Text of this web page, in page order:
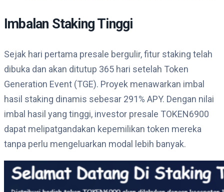
Imbalan Staking Tinggi
Sejak hari pertama presale bergulir, fitur staking telah
dibuka dan akan ditutup 365 hari setelah Token
Generation Event (TGE). Proyek menawarkan imbal
hasil staking dinamis sebesar 291% APY. Dengan nilai
imbal hasil yang tinggi, investor presale TOKEN6900
dapat melipatgandakan kepemilikan token mereka
tanpa perlu mengeluarkan modal lebih banyak.